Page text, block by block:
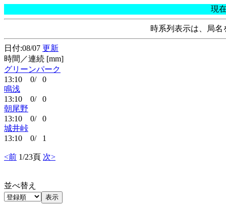
現
時系列表示は、局
日付:08/07 更新
時間／連続 [mm]
グリーンパーク
13:10 0/ 0
鳴浅
13:10 0/ 0
朝尾野
13:10 0/ 0
城井峠
13:10 0/ 1
<前 1/23頁 次>
並べ替え